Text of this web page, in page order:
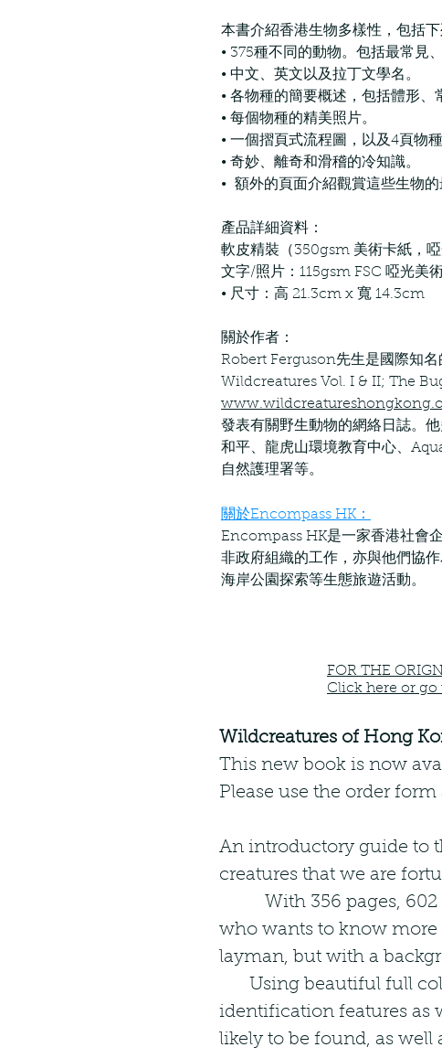
本書介紹香港生物多樣性，包括下
• 375種不同的動物。包括最常見
• 中文、英文以及拉丁文學名。
• 各物種的簡要概述，包括體形、
• 每個物種的精美照片。
• 一個摺頁式流程圖，以及4頁物
• 奇妙、離奇和滑稽的冷知識。
• 額外的頁面介紹觀賞這些生物
產品詳細資料：
軟皮精裝（350gsm 美術卡紙，啞
文字/照片：115gsm FSC 啞光美
• 尺寸：高 21.3cm x 寬 14.3cm
關於作者：
Robert Ferguson先生是國際知名
Wildcreatures Vol. I & II; The
發表有關野生動物的網絡日誌。
和平、龍虎山環境教育中心、
自然護理署等。
關於Encompass HK：
Encompass HK是一家香港社會
非政府組織​​的工作，亦與他們協
海岸公園探索等生態旅遊活動。
FOR THE
Click here or go
Wildcreatures of Hong
This new book is now
Please use the order
An introductory guide to
creatures that we are
With 356 pages, 602
who wants to know
layman, but with a
Using beautiful full
identification features as
likely to be found, as